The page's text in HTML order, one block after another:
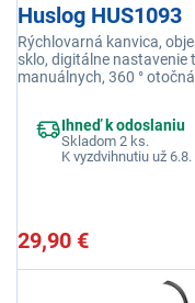
Huslog HUS1093
Rýchlovarná kanvica,
sklo, digitálne nastavenie
manuálnych, 360 °
Ihneď k odoslaniu
Skladom 2 ks.
K vyzdvihnutiu už 6.8.
29,90 €